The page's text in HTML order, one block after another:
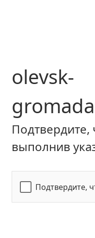
olevsk-
Подтвердите,
выполнив
Подтвердите,